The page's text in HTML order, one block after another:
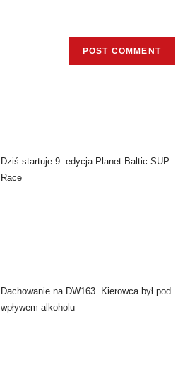
Dziś startuje 9. edycja Planet Baltic SUP
Race
Dachowanie na DW163. Kierowca był pod
wpływem alkoholu